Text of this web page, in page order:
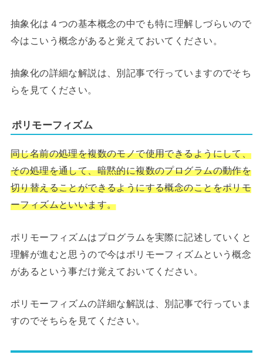
抽象化は４つの基本概念の中でも特に理解しづらいので
今はこいう概念があると覚えておいてください。
抽象化の詳細な解説は、別記事で行っていますのでそち
らを見てください。
ポリモーフィズム
同じ名前の処理を複数のモノで使用できるようにして、
その処理を通して、暗黙的に複数のプログラムの動作を
切り替えることができるようにする概念のことをポリモ
ーフィズムといいます。
ポリモーフィズムはプログラムを実際に記述していくと
理解が進むと思うので今はポリモーフィズムという概念
があるという事だけ覚えておいてください。
ポリモーフィズムの詳細な解説は、別記事で行っていま
すのでそちらを見てください。